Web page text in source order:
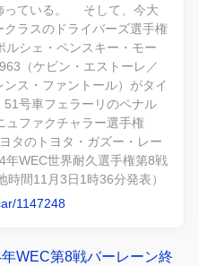
っている。 そして、今大
ラスのドライバーズ選手権
ルシェ・ペンスキー・モー
（ケビン・エストーレ／
ス・ファントール）がタイ
号車フェラーリのペナル
ュファクチャラー選手権
タのトヨタ・ガズー・レー
年WEC世界耐久選手権第8戦
間11月3日1時36分発表）
1147248
WEC第8戦バーレーン終